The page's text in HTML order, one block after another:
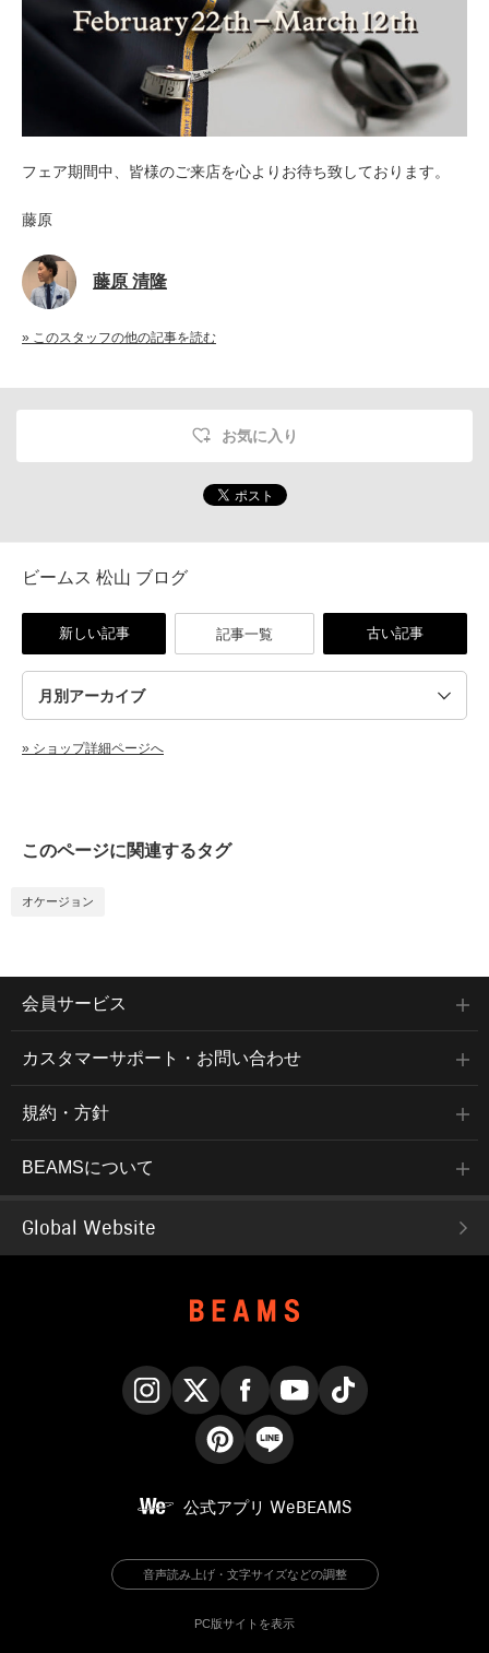
フェア期間中、皆様のご来店を心よりお待ち致しております。
藤原
藤原 清隆
» このスタッフの他の記事を読む
お気に入り
ビームス 松山 ブログ
新しい記事 記事一覧 古い記事
» ショップ詳細ページへ
このページに関連するタグ
オケージョン
会員サービス
カスタマーサポート・お問い合わせ
規約・方針
BEAMSについて
Global Website
公式アプリ WeBEAMS
音声読み上げ・文字サイズなどの調整
PC版サイトを表示